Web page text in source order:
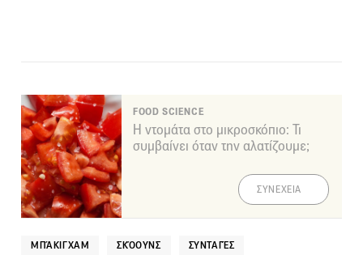
FOOD SCIENCE
Η ντομάτα στο μικροσκόπιο: Τι
συμβαίνει όταν την αλατίζουμε;
ΣΥΝΕΧΕΙΑ
ΜΠΆΚΙΓΧΑΜ ΣΚΌΟΥΝΣ ΣΥΝΤΑΓΈΣ